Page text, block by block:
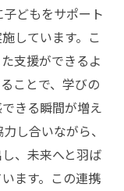
どもをサポート
しています。こ
支援ができるよ
ことで、学びの
きる瞬間が増え
し合いながら、
、未来へと羽ば
ます。この連携